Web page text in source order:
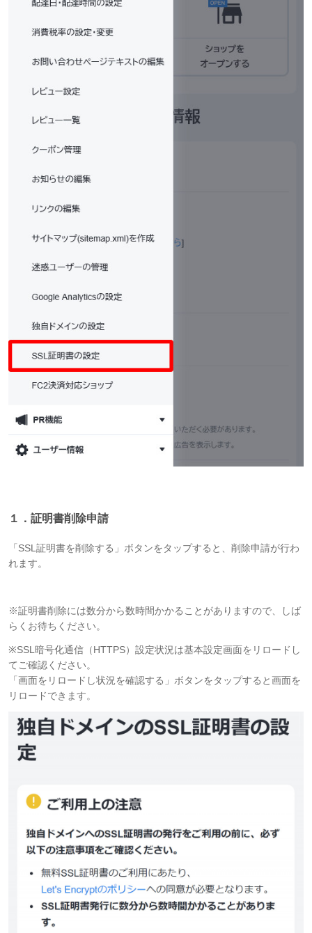
１．証明書削除申請
「SSL証明書を削除する」ボタンをタップすると、削除申請が行わ
れます。
※証明書削除には数分から数時間かかることがありますので、しば
らくお待ちください。
※SSL暗号化通信（HTTPS）設定状況は基本設定画面をリロードし
てご確認ください。
「画面をリロードし状況を確認する」ボタンをタップすると画面を
リロードできます。